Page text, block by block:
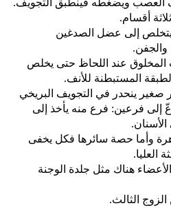
العصب ويضغطه فينطبق التجويف‏.‏
أقسام‏.‏
إلى عضل الصدغين
والجفن‏.‏
المخلوق عند اللحاظ حتى يخلص
المستبطنة للأنف‏.‏
صغير ينحدر في التجويف البريخي
إلى فرعين‏:‏ فرع منه يأخذ إلى
وأما حصة سائرها فكل يخفى
العليا‏.‏
هناك مثل جلدة الوجنة
الثالث‏.‏